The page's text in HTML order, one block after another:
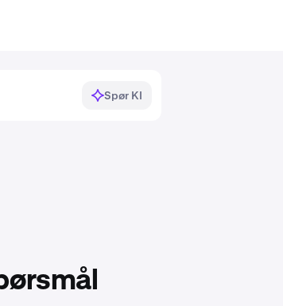
Spør KI